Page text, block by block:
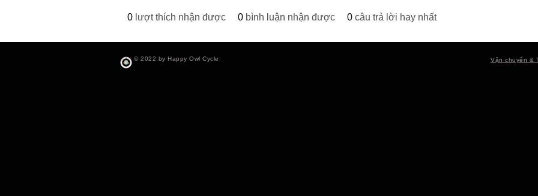
0 lượt thích nhận được 0 bình luận nhận được 0 câu trả lời hay nhất
© 2022 by Happy Owl Cycle Vận chuyển &